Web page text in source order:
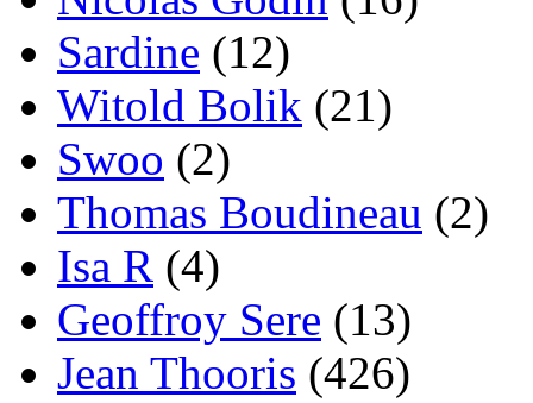
Sardine (12)
Witold Bolik (21)
Swoo (2)
Thomas Boudineau (2)
Isa R (4)
Geoffroy Sere (13)
Jean Thooris (426)